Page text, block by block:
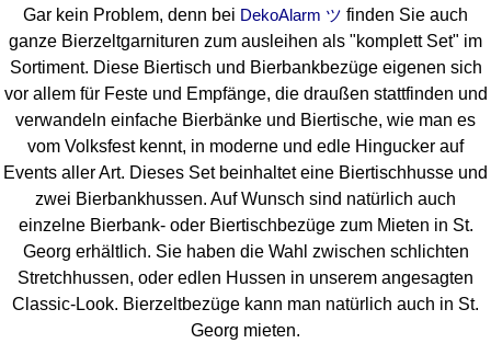
Gar kein Problem, denn bei DekoAlarm ツ finden Sie auch
ganze Bierzeltgarnituren zum ausleihen als "komplett Set" im
Sortiment. Diese Biertisch und Bierbankbezüge eigenen sich
vor allem für Feste und Empfänge, die draußen stattfinden und
verwandeln einfache Bierbänke und Biertische, wie man es
vom Volksfest kennt, in moderne und edle Hingucker auf
Events aller Art. Dieses Set beinhaltet eine Biertischhusse und
zwei Bierbankhussen. Auf Wunsch sind natürlich auch
einzelne Bierbank- oder Biertischbezüge zum Mieten in St.
Georg erhältlich. Sie haben die Wahl zwischen schlichten
Stretchhussen, oder edlen Hussen in unserem angesagten
Classic-Look. Bierzeltbezüge kann man natürlich auch in St.
Georg mieten.